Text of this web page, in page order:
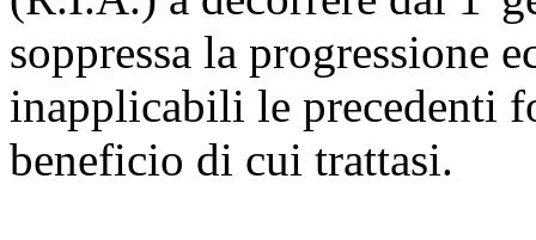
soppressa la progressione
inapplicabili le precedenti
beneficio di cui trattasi.